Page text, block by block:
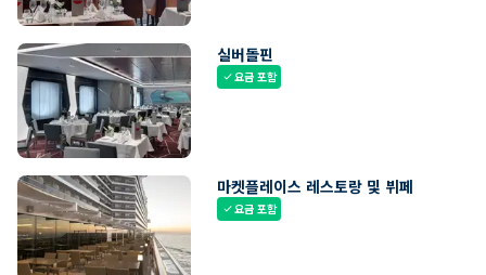
실버돌핀
check요금 포함
마켓플레이스 레스토랑 및 뷔페
check요금 포함